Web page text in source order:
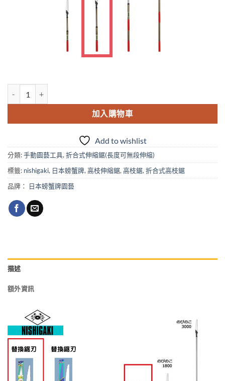
加入購物車
Add to wishlist
分類:手動園藝工具, 折合式伸縮鋸(長度可無段伸縮)
標籤: nishigaki, 日本螃蟹牌, 高枝伸縮鋸, 高枝鋸, 折合式高枝鋸
品牌：
日本螃蟹牌園藝
描述
額外資訊